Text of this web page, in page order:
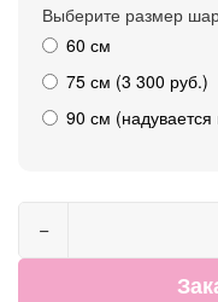
Выберите размер
60 см
75 см (3 300 руб.)
90 см
−